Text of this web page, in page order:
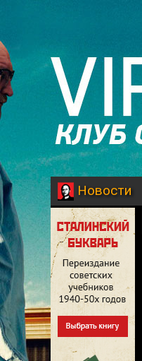
Новости